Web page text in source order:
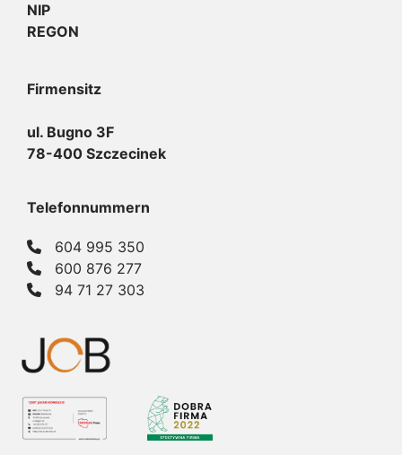
NIP
REGON
Firmensitz
ul. Bugno 3F
78-400 Szczecinek
Telefonnummern
604 995 350
600 876 277
94 71 27 303